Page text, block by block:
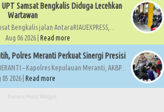
Samsat Bengkalis Diduga Lecehkan
Wartawan
Bengkalis jalan AntaraRIAUEXPRESS,...
Aug 06 2026 | Read more
Polres Meranti Perkuat Sinergi Presisi
– Kapolres Kepulauan Meranti, AKBP...
2026 | Read more
Recent Posts Widget